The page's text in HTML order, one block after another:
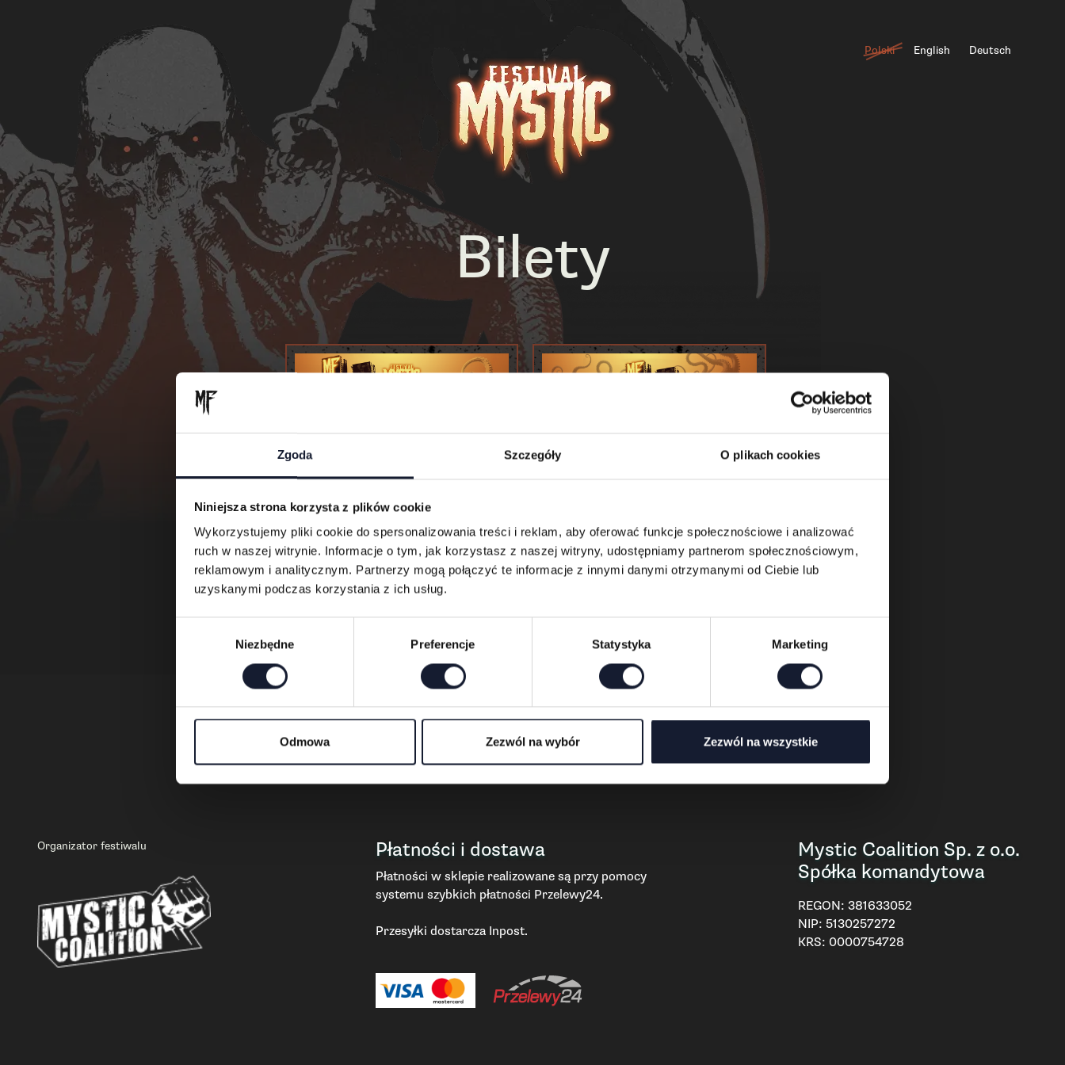
Zgoda Szczegóły O plikach cookies
Niniejsza strona korzysta z plików cookie
Wykorzystujemy pliki cookie do spersonalizowania treści i reklam, aby oferować funkcje społecznościowe i analizować
ruch w naszej witrynie. Informacje o tym, jak korzystasz z naszej witryny, udostępniamy partnerom społecznościowym,
reklamowym i analitycznym. Partnerzy mogą połączyć te informacje z innymi danymi otrzymanymi od Ciebie lub
uzyskanymi podczas korzystania z ich usług.
Niezbędne Preferencje Statystyka Marketing
Odmowa Zezwól na wybór Zezwól na wszystkie
Polski English Deutsch
Bilety
Kup bilet Kup bilet
Organizator festiwalu Płatności i dostawa
Płatności w sklepie realizowane są przy pomocy
systemu szybkich płatności Przelewy24.
Przesyłki dostarcza Inpost.
Mystic Coalition Sp. z o.o.
Spółka komandytowa
REGON: 381633052
NIP: 5130257272
KRS: 0000754728